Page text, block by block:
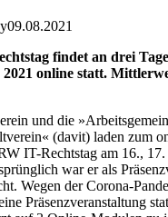
09.08.2021
findet an drei
2021 online statt.
und die
(davit) laden zum
IT-Rechtstag am 16.,
war er als
Wegen der Corona-
Präsenzveranstaltung